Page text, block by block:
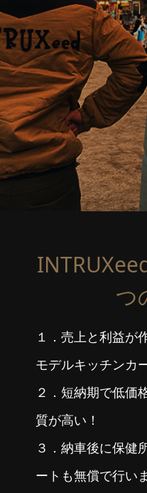
つ
１．売上と利益が
モデルキッチンカ
２．短納期で低価
質が高い！
３．納車後に保健
ートも無償で行い